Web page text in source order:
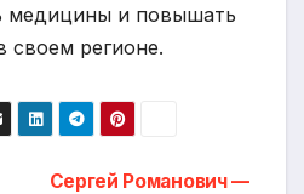
медицины и повышать
своем регионе.
Сергей Романович —